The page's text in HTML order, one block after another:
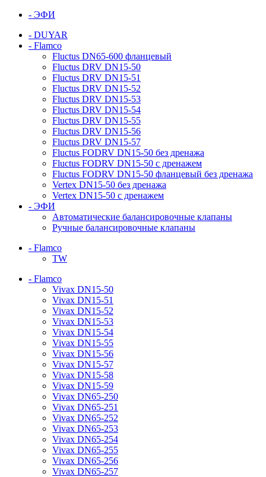
- ЭФИ
- DUYAR
- Flamco
Fluctus DN65-600 фланцевый
Fluctus DRV DN15-50
Fluctus DRV DN15-51
Fluctus DRV DN15-52
Fluctus DRV DN15-53
Fluctus DRV DN15-54
Fluctus DRV DN15-55
Fluctus DRV DN15-56
Fluctus DRV DN15-57
Fluctus FODRV DN15-50 без дренажа
Fluctus FODRV DN15-50 с дренажем
Fluctus FODRV DN15-50 фланцевый без дренажа
Vertex DN15-50 без дренажа
Vertex DN15-50 с дренажем
- ЭФИ
Автоматические балансировочные клапаны
Ручные балансировочные клапаны
- Flamco
TW
- Flamco
Vivax DN15-50
Vivax DN15-51
Vivax DN15-52
Vivax DN15-53
Vivax DN15-54
Vivax DN15-55
Vivax DN15-56
Vivax DN15-57
Vivax DN15-58
Vivax DN15-59
Vivax DN65-250
Vivax DN65-251
Vivax DN65-252
Vivax DN65-253
Vivax DN65-254
Vivax DN65-255
Vivax DN65-256
Vivax DN65-257